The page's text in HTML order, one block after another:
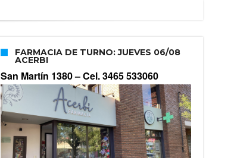
FARMACIA DE TURNO: JUEVES 06/08
ACERBI
San Martín 1380 –Cel. 3465 533060